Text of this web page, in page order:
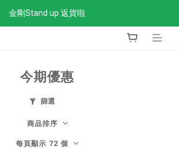
全單滿$300免運費
金剛Stand up 返貨啦
今期優惠
篩選
商品排序
每頁顯示 72 個